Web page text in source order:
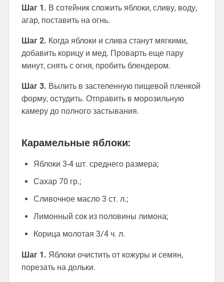
Шаг 1. В сотейник сложить яблоки, сливу, воду,
агар, поставить на огнь.
Шаг 2. Когда яблоки и слива станут мягкими,
добавить корицу и мед. Проварть еще пару
минут, снять с огня, пробить блендером.
Шаг 3. Вылить в застеленную пищевой пленкой
форму, остудить. Отправить в морозильную
камеру до полного застывания.
Карамельные яблоки:
Яблоки 3-4 шт. среднего размера;
Сахар 70 гр.;
Сливочное масло 3 ст. л.;
Лимонный сок из половины лимона;
Корица молотая 3/4 ч. л.
Шаг 1. Яблоки очистить от кожуры и семян,
порезать на дольки.